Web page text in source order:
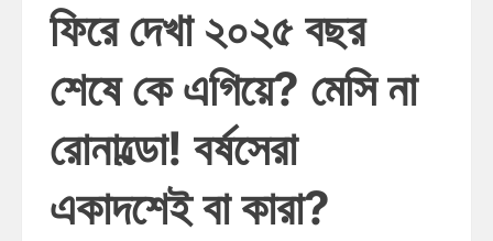
ফিরে দেখা ২০২৫ বছর
শেষে কে এগিয়ে? মেসি না
রোনাল্ডো! বর্ষসেরা
একাদশেই বা কারা?